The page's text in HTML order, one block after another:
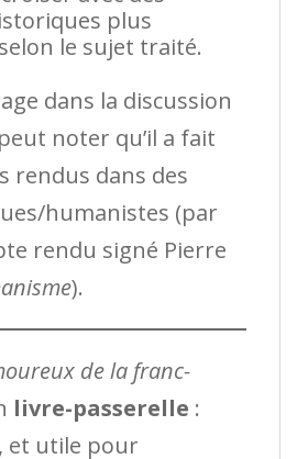
plus
le sujet traité.
dans la discussion
noter qu’il a fait
rendus dans des
humanistes (par
rendu signé Pierre
).
de la franc-
livre-passerelle :
et utile pour